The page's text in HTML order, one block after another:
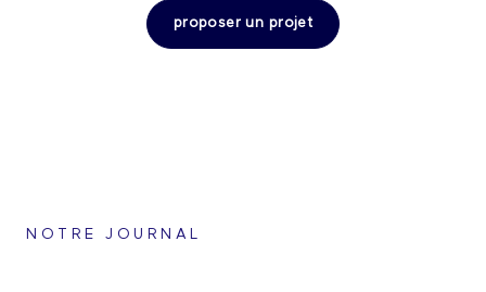
proposer un projet
NOTRE JOURNAL